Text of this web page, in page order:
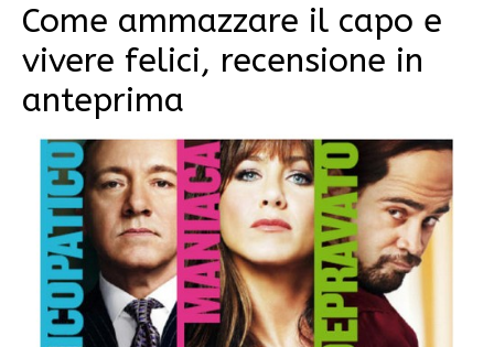
Come ammazzare il capo e
vivere felici, recensione in
anteprima